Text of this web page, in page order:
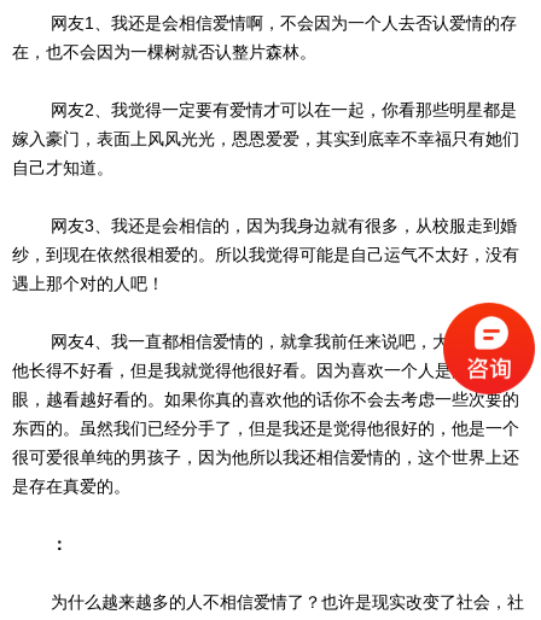
网友1、我还是会相信爱情啊，不会因为一个人去否认爱情的存
在，也不会因为一棵树就否认整片森林。
网友2、我觉得一定要有爱情才可以在一起，你看那些明星都是
嫁入豪门，表面上风风光光，恩恩爱爱，其实到底幸不幸福只有她们
自己才知道。
网友3、我还是会相信的，因为我身边就有很多，从校服走到婚
纱，到现在依然很相爱的。所以我觉得可能是自己运气不太好，没有
遇上那个对的人吧！
网友4、我一直都相信爱情的，就拿我前任来说吧，大家都觉得
他长得不好看，但是我就觉得他很好看。因为喜欢一个人是越看越顺
眼，越看越好看的。如果你真的喜欢他的话你不会去考虑一些次要的
东西的。虽然我们已经分手了，但是我还是觉得他很好的，他是一个
很可爱很单纯的男孩子，因为他所以我还相信爱情的，这个世界上还
是存在真爱的。
：
为什么越来越多的人不相信爱情了？也许是现实改变了社会，社